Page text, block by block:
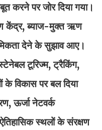
करने पर जोर दिया गया।
केंद्र, ब्याज-मुक्त ऋण
देने के सुझाव आए।
टूरिज्म, ट्रैकिंग,
के विकास पर बल दिया
ऊर्जा नेटवर्क
स्थलों के संरक्षण